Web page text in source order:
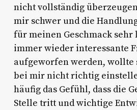
nicht vollständig
mir schwer und die
für meinen Geschmack sehr
immer wieder interessante
aufgeworfen werden, wollte
bei mir nicht richtig
häufig das Gefühl, dass die
Stelle tritt und wichtige